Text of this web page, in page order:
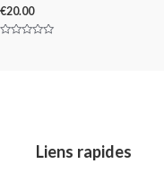
€20.00
Liens rapides